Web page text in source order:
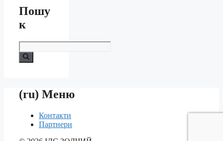
Пошу
к
Шукати
(ru) Меню
Контакти
Партнери